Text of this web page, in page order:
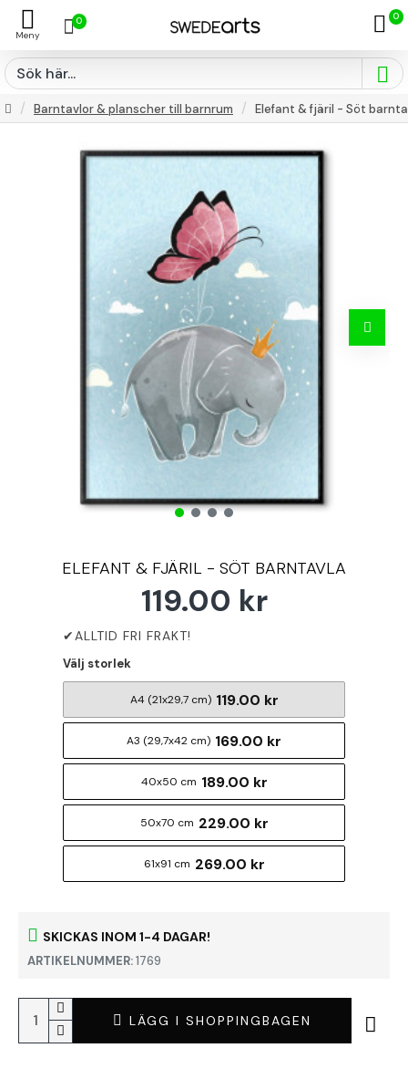
0 0
Barntavlor & planscher till barnrum Elefant & fjäril - Söt
ELEFANT & FJÄRIL - SÖT BARNTAVLA
SKICKAS INOM 1-4 DAGAR!
ARTIKELNUMMER:1769
119.00 kr
Välj storlek
A4 (21x29,7 cm) 119.00 kr
A3 (29,7x42 cm) 169.00 kr
40x50 cm 189.00 kr
50x70 cm 229.00 kr
61x91 cm 269.00 kr
LÄGG I SHOPPINGBAGEN